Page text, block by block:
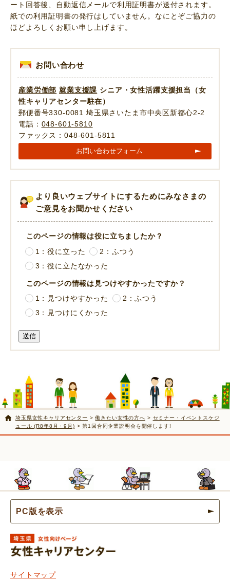
ート回答後、自動返信メールで利用証明書が送付されます。
紙での利用証明書の発行はしていません。なにとぞご協力の
ほどよろしくお願い申し上げます。
お問い合わせ
産業労働部 就業支援課 シニア・女性活躍支援担当（女
性キャリアセンター駐在）
郵便番号330-0081 埼玉県さいたま市中央区新都心2-2
電話： 048-601-5810
ファックス：048-601-5811
お問い合わせフォーム
より良いウェブサイトにするためにみなさまの
ご意見をお聞かせください
このページの情報は役に立ちましたか？
1：役に立った
2：ふつう
3：役に立たなかった
このページの情報は見つけやすかったですか？
1：見つけやすかった
2：ふつう
3：見つけにくかった
送信
埼玉県女性キャリアセンター >働きたい女性の方へ > セミナー・イベントスケジ
ュール (R8年8月・9月) > 第1回合同企業説明会を開催します!
PC版を表示
埼玉県女性キャリアセンター
サイトマップ